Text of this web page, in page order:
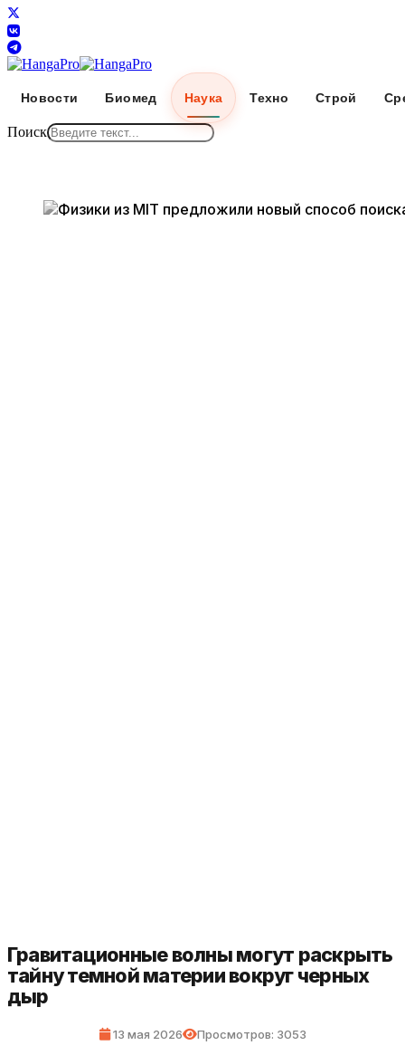
Новости Биомед Наука Техно Строй
Поиск
Гравитационные волны могут раскрыть
тайну темной материи вокруг черных
дыр
13 мая 2026 Просмотров: 3053